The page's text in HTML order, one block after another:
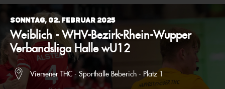
Sonntag, 02. Februar 2025
Weiblich - WHV-Bezirk-Rhein-Wupper
Verbandsliga Halle wU12
Viersener THC - Sporthalle Beberich - Platz 1